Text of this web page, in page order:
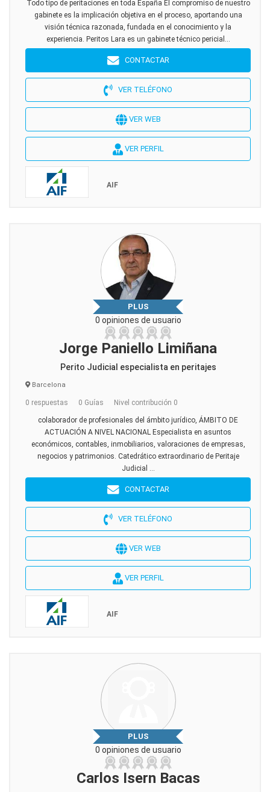
Todo tipo de peritaciones en toda España El compromiso de nuestro
gabinete es la implicación objetiva en el proceso, aportando una
visión técnica razonada, fundada en el conocimiento y la
experiencia. Peritos Lara es un gabinete técnico pericial...
CONTACTAR
VER TELÉFONO
VER WEB
VER PERFIL
AIF
PLUS
0 opiniones de usuario
Jorge Paniello Limiñana
Perito Judicial especialista en peritajes
Barcelona
0 respuestas 0 Guías Nivel contribución 0
colaborador de profesionales del ámbito jurídico, ÁMBITO DE
ACTUACIÓN A NIVEL NACIONAL Especialista en asuntos
económicos, contables, inmobiliarios, valoraciones de empresas,
negocios y patrimonios. Catedrático extraordinario de Peritaje
Judicial ...
CONTACTAR
VER TELÉFONO
VER WEB
VER PERFIL
AIF
PLUS
0 opiniones de usuario
Carlos Isern Bacas